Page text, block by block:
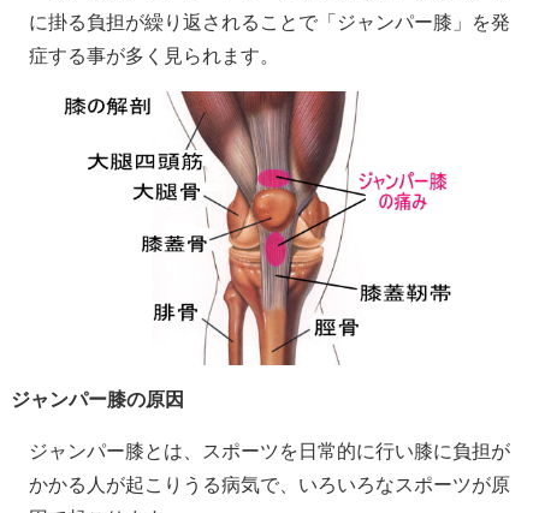
に掛る負担が繰り返されることで「ジャンパー膝」を発
症する事が多く見られます。
ジャンパー膝の原因
ジャンパー膝とは、スポーツを日常的に行い膝に負担が
かかる人が起こりうる病気で、いろいろなスポーツが原